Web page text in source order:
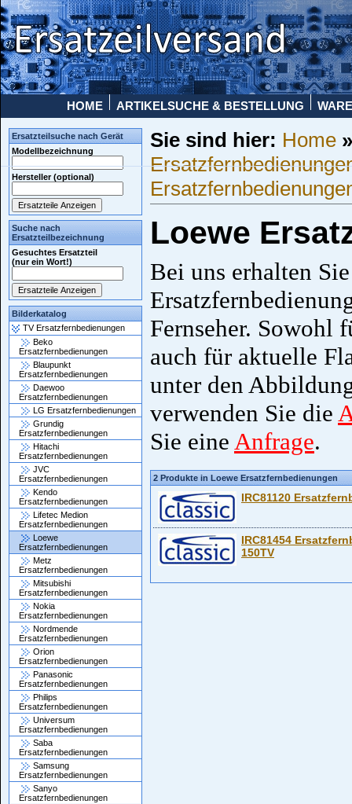
HOME ARTIKELSUCHE & BESTELLUNG
Ersatzteilsuche nach Gerät
Modellbezeichnung
Hersteller (optional)
Suche nach
Ersatzteilbezeichnung
Gesuchtes Ersatzteil
(nur ein Wort!)
Bilderkatalog
TV Ersatzfernbedienungen
Beko
Ersatzfernbedienungen
Blaupunkt
Ersatzfernbedienungen
Daewoo
Ersatzfernbedienungen
LG Ersatzfernbedienungen
Grundig
Ersatzfernbedienungen
Hitachi
Ersatzfernbedienungen
JVC
Ersatzfernbedienungen
Kendo
Ersatzfernbedienungen
Lifetec Medion
Ersatzfernbedienungen
Loewe
Ersatzfernbedienungen
Metz
Ersatzfernbedienungen
Mitsubishi
Ersatzfernbedienungen
Nokia
Ersatzfernbedienungen
Nordmende
Ersatzfernbedienungen
Orion
Ersatzfernbedienungen
Panasonic
Ersatzfernbedienungen
Philips
Ersatzfernbedienungen
Universum
Ersatzfernbedienungen
Saba
Ersatzfernbedienungen
Samsung
Ersatzfernbedienungen
Sanyo
Ersatzfernbedienungen
Sie sind hier: Home
Loewe
Bei uns erhalten
Fernseher. Sowohl
auch für aktuelle
unter den
verwenden Sie die
Sie eine Anfrage.
2 Produkte in Loewe Ersatzfernbedienungen
IRC81120
IRC81454
150TV